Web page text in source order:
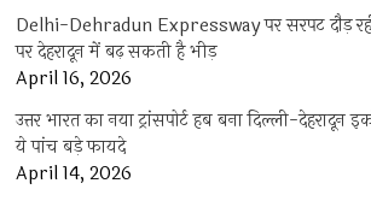
Delhi-Dehradun Expressway पर सरपट दौड़
पर देहरादून में बढ़ सकती है भीड़
April 16, 2026
उत्तर भारत का नया ट्रांसपोर्ट हब बना दिल्ली-देहरादून
ये पांच बड़े फायदे
April 14, 2026